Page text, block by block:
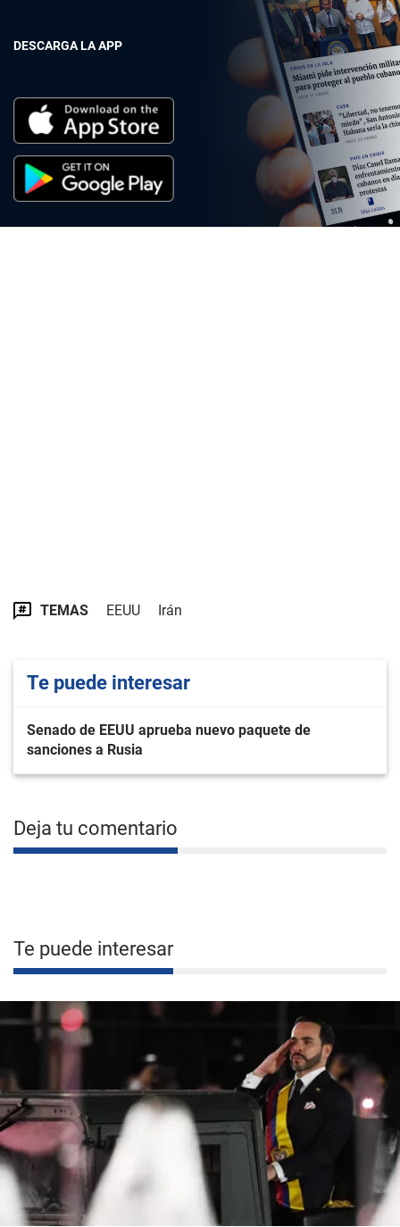
DESCARGA LA APP
TEMAS EEUU Irán
Te puede interesar
Senado de EEUU aprueba nuevo paquete de
sanciones a Rusia
Deja tu comentario
Te puede interesar